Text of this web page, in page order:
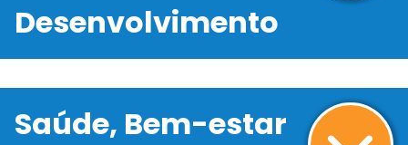
Desenvolvimento
Saúde, Bem-estar